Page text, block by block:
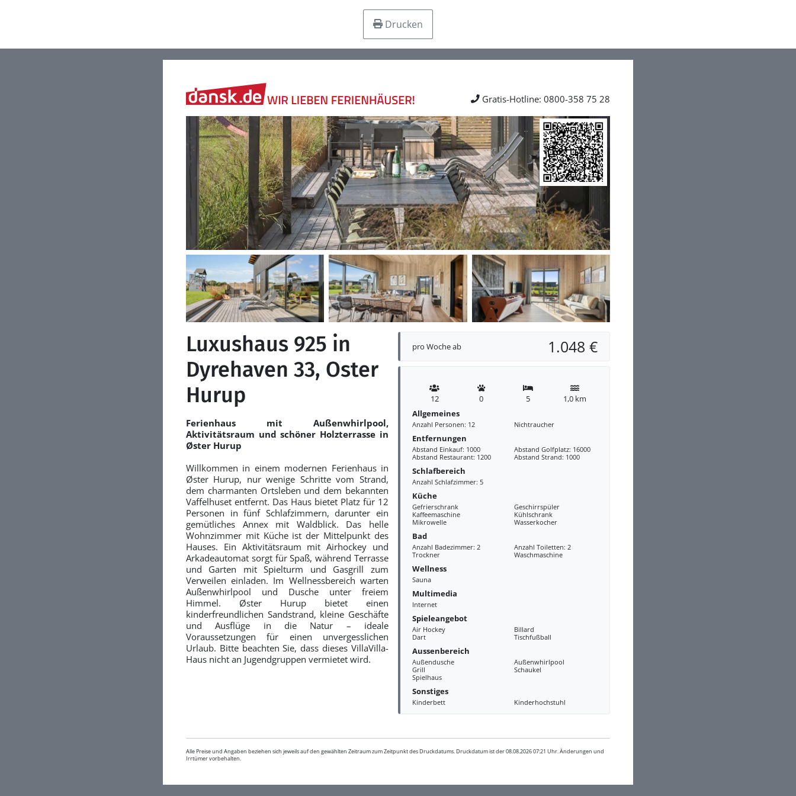
Drucken
Gratis-Hotline: 0800-358 75 28
pro Woche ab 1.048 €
12 0 5
1,0 km
Allgemeines
Anzahl Personen: 12 Nichtraucher
Entfernungen
Abstand Einkauf: 1000
Abstand Golfplatz: 16000
Abstand Restaurant: 1200
Abstand Strand: 1000
Schlafbereich
Anzahl Schlafzimmer: 5
Küche
Gefrierschrank
Geschirrspüler
Kaffeemaschine
Kühlschrank
Mikrowelle
Wasserkocher
Bad
Anzahl Badezimmer: 2
Anzahl Toiletten: 2
Trockner
Waschmaschine
Wellness
Sauna
Multimedia
Internet
Spieleangebot
Air Hockey
Billard
Dart
Tischfußball
Aussenbereich
Außendusche
Außenwhirlpool
Grill
Schaukel
Spielhaus
Sonstiges
Kinderbett Kinderhochstuhl
Luxushaus 925 in
Dyrehaven 33, Oster
Hurup
Ferienhaus mit Außenwhirlpool,
Aktivitätsraum und schöner Holzterrasse in
Øster Hurup
Willkommen in einem modernen Ferienhaus in
Øster Hurup, nur wenige Schritte vom Strand,
dem charmanten Ortsleben und dem bekannten
Vaffelhuset entfernt. Das Haus bietet Platz für 12
Personen in fünf Schlafzimmern, darunter ein
gemütliches Annex mit Waldblick. Das helle
Wohnzimmer mit Küche ist der Mittelpunkt des
Hauses. Ein Aktivitätsraum mit Airhockey und
Arkadeautomat sorgt für Spaß, während Terrasse
und Garten mit Spielturm und Gasgrill zum
Verweilen einladen. Im Wellnessbereich warten
Außenwhirlpool und Dusche unter freiem
Himmel. Øster Hurup bietet einen
kinderfreundlichen Sandstrand, kleine Geschäfte
und Ausflüge in die Natur – ideale
Voraussetzungen für einen unvergesslichen
Urlaub. Bitte beachten Sie, dass dieses VillaVilla-
Haus nicht an Jugendgruppen vermietet wird.
Alle Preise und Angaben beziehen sich jeweils auf den gewählten Zeitraum zum Zeitpunkt des Druckdatums. Druckdatum ist der 08.08.2026 07:21 Uhr. Änderungen und
Irrtümer vorbehalten.